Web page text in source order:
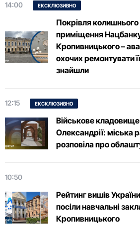
14:00 ЕКСКЛЮЗИВНО
Покрівля колишнього
приміщення
Кропивницького –
охочих ремонтувати
знайшли
12:15 ЕКСКЛЮЗИВНО
Військове
Олександрії: міська
розповіла про
10:50
Рейтинг вишів
посіли навчальні
Кропивницького